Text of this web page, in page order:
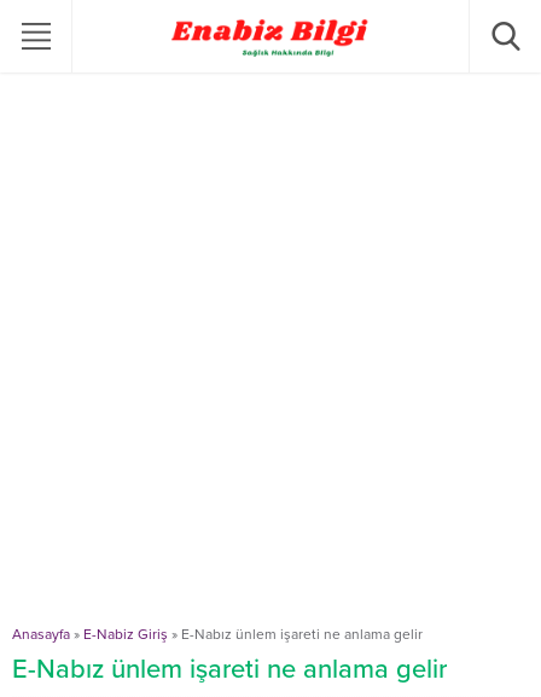
Anasayfa » E-Nabiz Giriş » E-Nabız ünlem işareti ne anlama gelir
E-Nabız ünlem işareti ne anlama gelir